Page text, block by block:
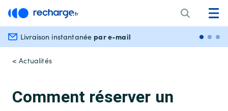
Livraison instantanée par e-mail
< Actualités
Comment réserver un